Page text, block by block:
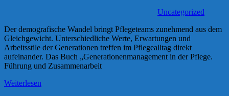
Uncategorized
Der demografische Wandel bringt Pflegeteams zunehmend aus dem
Gleichgewicht. Unterschiedliche Werte, Erwartungen und
Arbeitsstile der Generationen treffen im Pflegealltag direkt
aufeinander. Das Buch „Generationenmanagement in der Pflege.
Führung und Zusammenarbeit
Weiterlesen